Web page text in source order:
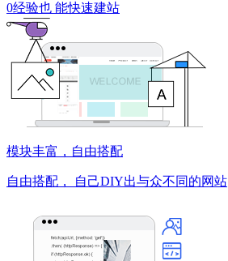
0经验也 能快速建站
模块丰富，自由搭配
自由搭配， 自己DIY出与众不同的网站